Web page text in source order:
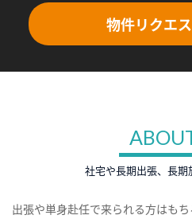
物件リクエ
社宅や長期出張、長期
出張や単身赴任で来られる方はも